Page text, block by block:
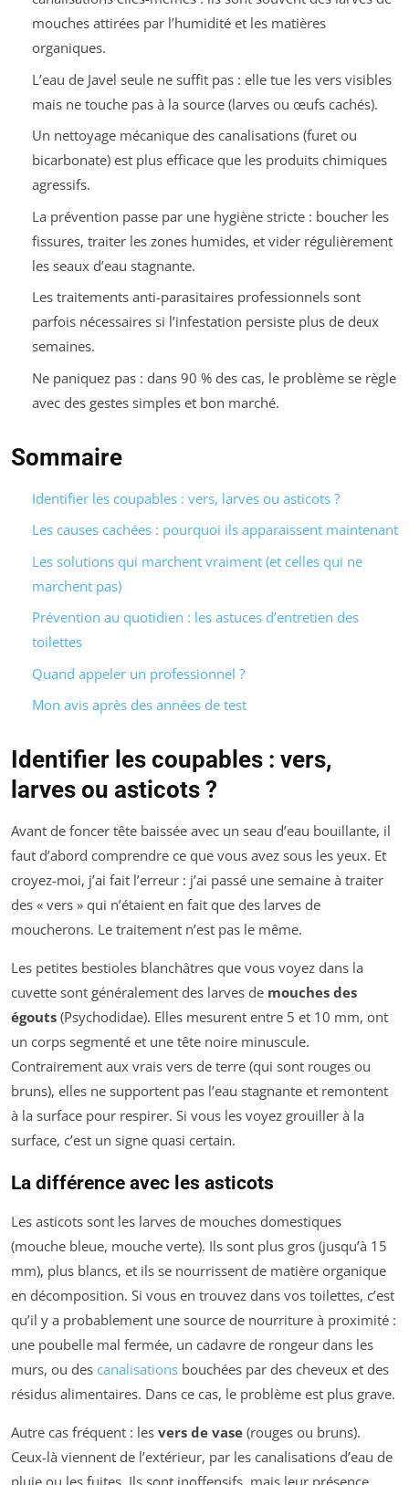
mouches attirées par l’humidité et les matières
organiques.
L’eau de Javel seule ne suffit pas : elle tue les vers visibles
mais ne touche pas à la source (larves ou œufs cachés).
Un nettoyage mécanique des canalisations (furet ou
bicarbonate) est plus efficace que les produits chimiques
agressifs.
La prévention passe par une hygiène stricte : boucher les
fissures, traiter les zones humides, et vider régulièrement
les seaux d’eau stagnante.
Les traitements anti-parasitaires professionnels sont
parfois nécessaires si l’infestation persiste plus de deux
semaines.
Ne paniquez pas : dans 90 % des cas, le problème se règle
avec des gestes simples et bon marché.
Sommaire
Identifier les coupables : vers, larves ou asticots ?
Les causes cachées : pourquoi ils apparaissent maintenant
Les solutions qui marchent vraiment (et celles qui ne
marchent pas)
Prévention au quotidien : les astuces d’entretien des
toilettes
Quand appeler un professionnel ?
Mon avis après des années de test
Identifier les coupables : vers,
larves ou asticots ?
Avant de foncer tête baissée avec un seau d’eau bouillante, il
faut d’abord comprendre ce que vous avez sous les yeux. Et
croyez-moi, j’ai fait l’erreur : j’ai passé une semaine à traiter
des « vers » qui n’étaient en fait que des larves de
moucherons. Le traitement n’est pas le même.
Les petites bestioles blanchâtres que vous voyez dans la
cuvette sont généralement des larves de mouches des
égouts (Psychodidae). Elles mesurent entre 5 et 10 mm, ont
un corps segmenté et une tête noire minuscule.
Contrairement aux vrais vers de terre (qui sont rouges ou
bruns), elles ne supportent pas l’eau stagnante et remontent
à la surface pour respirer. Si vous les voyez grouiller à la
surface, c’est un signe quasi certain.
La différence avec les asticots
Les asticots sont les larves de mouches domestiques
(mouche bleue, mouche verte). Ils sont plus gros (jusqu’à 15
mm), plus blancs, et ils se nourrissent de matière organique
en décomposition. Si vous en trouvez dans vos toilettes, c’est
qu’il y a probablement une source de nourriture à proximité :
une poubelle mal fermée, un cadavre de rongeur dans les
murs, ou des canalisations bouchées par des cheveux et des
résidus alimentaires. Dans ce cas, le problème est plus grave.
Autre cas fréquent : les vers de vase (rouges ou bruns).
Ceux-là viennent de l’extérieur, par les canalisations d’eau de